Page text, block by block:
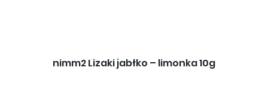
nimm2 Lizaki jabłko – limonka 10g